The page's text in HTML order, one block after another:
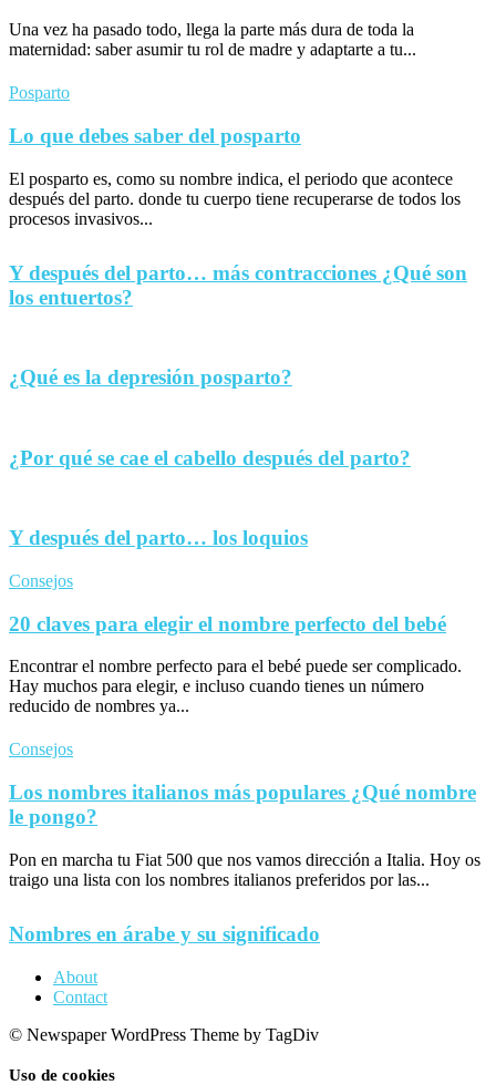
Una vez ha pasado todo, llega la parte más dura de toda la
maternidad: saber asumir tu rol de madre y adaptarte a tu...
Posparto
Lo que debes saber del posparto
El posparto es, como su nombre indica, el periodo que acontece
después del parto. donde tu cuerpo tiene recuperarse de todos los
procesos invasivos...
Y después del parto… más contracciones ¿Qué son
los entuertos?
¿Qué es la depresión posparto?
¿Por qué se cae el cabello después del parto?
Y después del parto… los loquios
Consejos
20 claves para elegir el nombre perfecto del bebé
Encontrar el nombre perfecto para el bebé puede ser complicado.
Hay muchos para elegir, e incluso cuando tienes un número
reducido de nombres ya...
Consejos
Los nombres italianos más populares ¿Qué nombre
le pongo?
Pon en marcha tu Fiat 500 que nos vamos dirección a Italia. Hoy os
traigo una lista con los nombres italianos preferidos por las...
Nombres en árabe y su significado
About
Contact
© Newspaper WordPress Theme by TagDiv
Uso de cookies